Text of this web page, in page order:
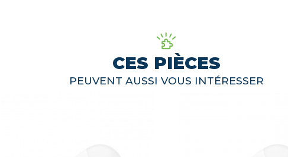
CES PIÈCES
PEUVENT AUSSI VOUS INTÉRESSER